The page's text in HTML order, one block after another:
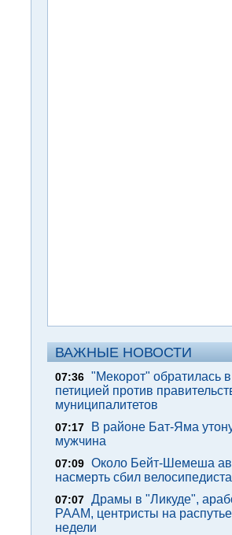
ВАЖНЫЕ НОВОСТИ
07:36 "Мекорот" обратилась
петицией против
муниципалитетов
07:17
В районе Бат-Яма
мужчина
07:09 Около Бейт-Шемеша
насмерть сбил велосипедиста
07:07 Драмы в "Ликуде",
РААМ, центристы на
недели